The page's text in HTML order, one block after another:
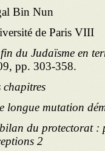
Bin Nun
de Paris VIII
du Judaïsme en
pp. 303-358.
chapitres
longue mutation
du protectorat :
2